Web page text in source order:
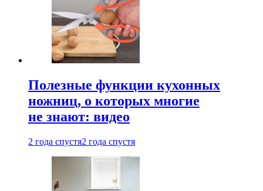
Полезные функции кухонных
ножниц, о которых многие
не знают: видео
2 года спустя2 года спустя